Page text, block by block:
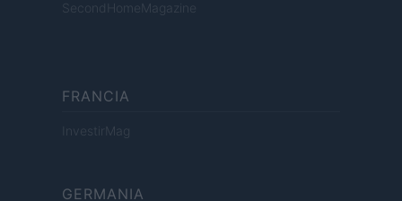
SecondHomeMagazine
FRANCIA
InvestirMag
GERMANIA